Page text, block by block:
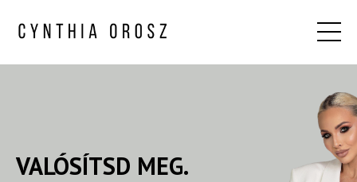
VALÓSÍTSD MEG.